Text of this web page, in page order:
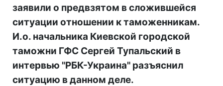
заявили о предвзятом в сложившейся
ситуации отношении к таможенникам.
И.о. начальника Киевской городской
таможни ГФС Сергей Тупальский в
интервью "РБК-Украина" разъяснил
ситуацию в данном деле.